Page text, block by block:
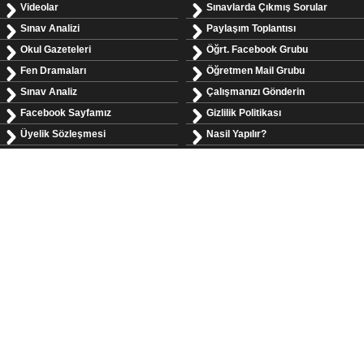
Videolar
Sınav Analizi
Okul Gazeteleri
Fen Dramaları
Sınav Analiz
Facebook Sayfamız
Üyelik Sözleşmesi
Sınavlarda Çıkmış Sorular
Paylaşım Toplantısı
Öğrt. Facebook Grubu
Öğretmen Mail Grubu
Çalışmanızı Gönderin
Gizlilik Politikası
Nasil Yapılır?